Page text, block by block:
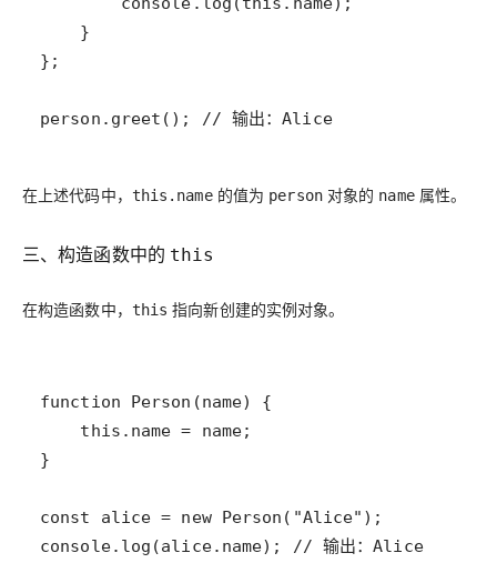
person.greet(); // 输出：Alice
在上述代码中， this.name的值为 person对象的 name属性。
三、构造函数中的 this
在构造函数中， this 指向新创建的实例对象。
console.log(alice.name); // 输出：Alice